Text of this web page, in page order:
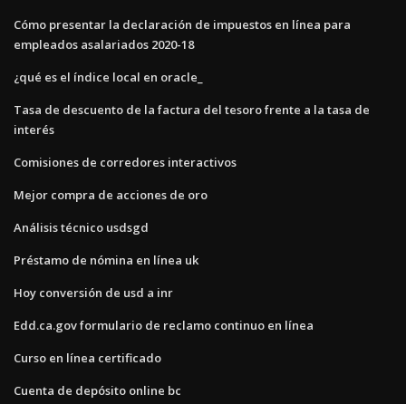
Cómo presentar la declaración de impuestos en línea para
empleados asalariados 2020-18
¿qué es el índice local en oracle_
Tasa de descuento de la factura del tesoro frente a la tasa de
interés
Comisiones de corredores interactivos
Mejor compra de acciones de oro
Análisis técnico usdsgd
Préstamo de nómina en línea uk
Hoy conversión de usd a inr
Edd.ca.gov formulario de reclamo continuo en línea
Curso en línea certificado
Cuenta de depósito online bc